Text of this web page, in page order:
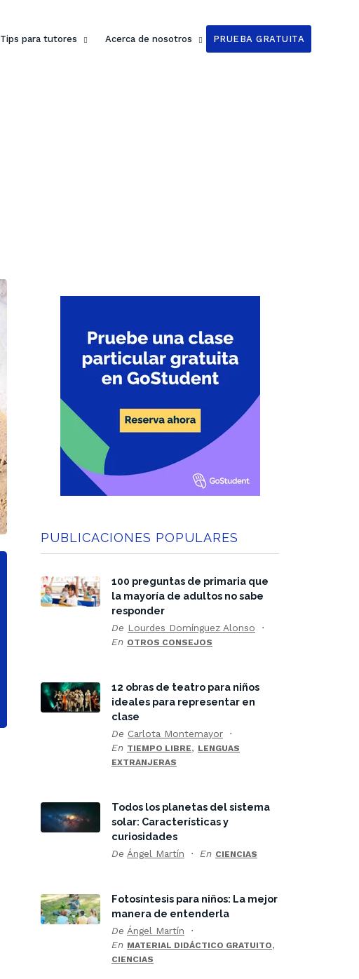
Tips para tutores Acerca de nosotros PRUEBA GRATUITA
PUBLICACIONES POPULARES
100 preguntas de primaria que
la mayoría de adultos no sabe
responder
De Lourdes Domínguez Alonso
En OTROS CONSEJOS
12 obras de teatro para niños
ideales para representar en
clase
De Carlota Montemayor
En TIEMPO LIBRE, LENGUAS
EXTRANJERAS
Todos los planetas del sistema
solar: Características y
curiosidades
De Ángel Martín En CIENCIAS
Fotosíntesis para niños: La mejor
manera de entenderla
De Ángel Martín
En MATERIAL DIDÁCTICO GRATUITO,
CIENCIAS